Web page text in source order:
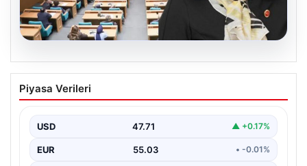
Üsküdar Belediyesi’nde başkanvekili
Sibel Tan Çetinkaya oldu
Piyasa Verileri
USD 47.71 ▲ +0.17%
EUR 55.03 • -0.01%